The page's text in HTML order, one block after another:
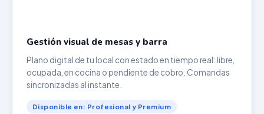
Gestión visual de mesas y barra
Plano digital de tu local con estado en tiempo real: libre,
ocupada, en cocina o pendiente de cobro. Comandas
sincronizadas al instante.
Disponible en: Profesional y Premium